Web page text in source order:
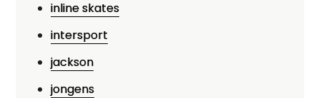
inline skates
intersport
jackson
jongens